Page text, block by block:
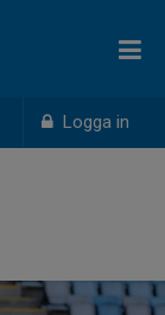
Logga in